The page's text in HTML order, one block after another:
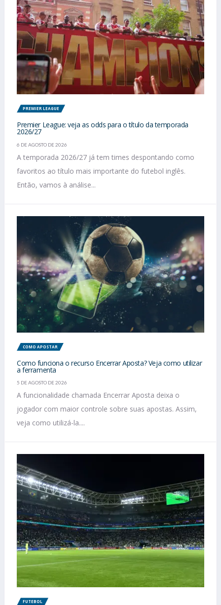
PREMIER LEAGUE
Premier League: veja as odds para o título da temporada
2026/27
6 DE AGOSTO DE 2026
A temporada 2026/27 já tem times despontando como
favoritos ao título mais importante do futebol inglês.
Então, vamos à análise...
COMO APOSTAR
Como funciona o recurso Encerrar Aposta? Veja como utilizar
a ferramenta
5 DE AGOSTO DE 2026
A funcionalidade chamada Encerrar Aposta deixa o
jogador com maior controle sobre suas apostas. Assim,
veja como utilizá-la....
FUTEBOL